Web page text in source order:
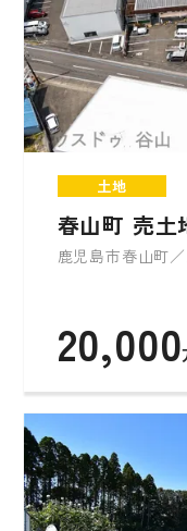
土地
春山町 売土
鹿児島市春山町
20,000